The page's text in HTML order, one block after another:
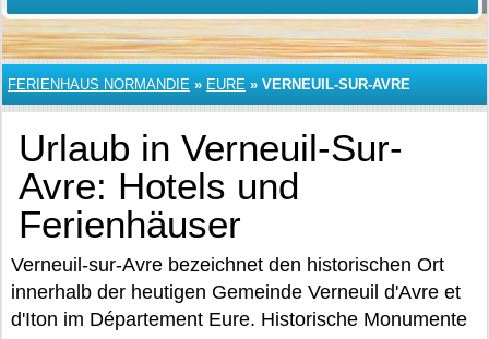
FERIENHAUS NORMANDIE » EURE » VERNEUIL-SUR-AVRE
Urlaub in Verneuil-Sur-
Avre: Hotels und
Ferienhäuser
Verneuil-sur-Avre bezeichnet den historischen Ort
innerhalb der heutigen Gemeinde Verneuil d'Avre et
d'Iton im Département Eure. Historische Monumente